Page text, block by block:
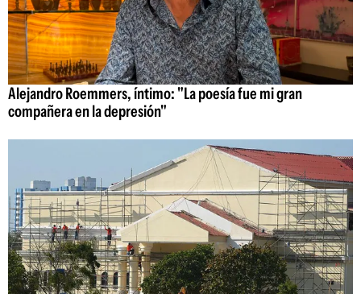
Alejandro Roemmers, íntimo: "La poesía fue mi gran
compañera en la depresión"